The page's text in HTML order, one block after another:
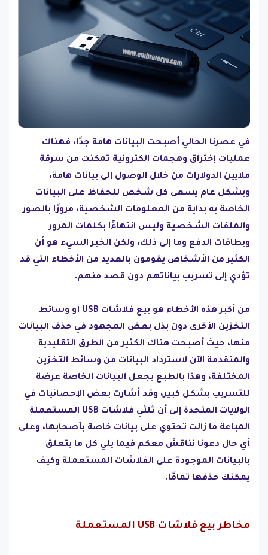
في عصرنا الحالي أصبحت البيانات هامة جدًا، فهناك
عمليات إختراق وهجمات إلكترونية تمكنت من سرقة
ملايين الدولارات من خلال الوصول إلى بيانات هامة،
وبشكل عام يسعى كل شخص للحفاظ على البيانات
الخاصة به بداية من المعلومات الشخصية، مرورًا بالصور
والملفات الشخصية وليس انتهاءًا بكلمات المرور
وبطاقات الدفع وما إلى ذلك، ولكن الخبر السيء هو أن
الكثير من الأشخاص يقومون بالعديد من الأخطاء التي قد
تؤدي إلى تسريب بياناتهم دون قصد منهم.
من أكبر هذه الأخطاء هو بيع فلاشات USB أو وسائط
التخزين الأخرى دون بذل بعض المجهود في حذف البيانات
منها، حيث أصبحت هناك الكثير من الطرق التقليدية
والمتقدمة الآن لاسترداد البيانات من وسائط التخزين
المختلفة، وهذا بالطبع يجعل البيانات الخاصة عرضة
للتسريب بشكل كبير، وقد أشارت بعض الإحصائيات في
الولايات المتحدة إلى أن ثلثي فلاشات USB المستعملة
المباعة ما زالت تحتوي على بيانات خاصة بأصحابها، وعلى
أي حال دعونا نناقش معكم فيما يلي كل ما يتعلق
بالبيانات الموجودة على الفلاشات المستعملة وكيف
يمكنك حذفها تمامًا.
مخاطر بيع فلاشات USB المستعملة